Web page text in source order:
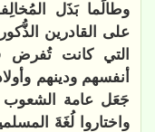
وطالَما بَذَل
على القادرين
التي كانت تُفرض
أنفسهم ودينهم
جَعَل عامة الشعوب
واختاروا لُغَةَ